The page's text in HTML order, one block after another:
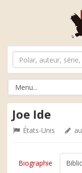
Joe Ide
États-Unis
Biographie